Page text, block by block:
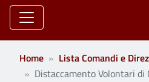
Home
Lista Comandi e
Distaccamento Volontari di